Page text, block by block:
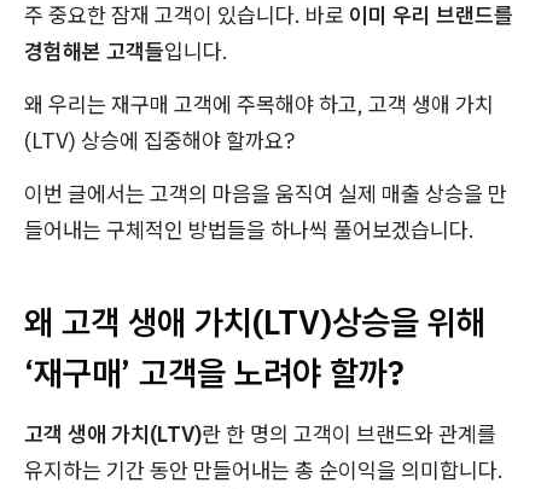
주 중요한 잠재 고객이 있습니다. 바로 이미 우리 브랜드를
경험해본 고객들입니다.
왜 우리는 재구매 고객에 주목해야 하고, 고객 생애 가치
(LTV) 상승에 집중해야 할까요?
이번 글에서는 고객의 마음을 움직여 실제 매출 상승을 만
들어내는 구체적인 방법들을 하나씩 풀어보겠습니다.
왜 고객 생애 가치(LTV)상승을 위해
‘재구매’ 고객을 노려야 할까?
고객 생애 가치(LTV)란 한 명의 고객이 브랜드와 관계를
유지하는 기간 동안 만들어내는 총 순이익을 의미합니다.